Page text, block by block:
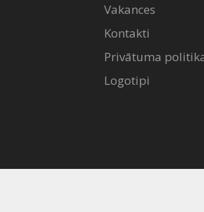
Vakances
Kontakti
Privātuma
Logotipi